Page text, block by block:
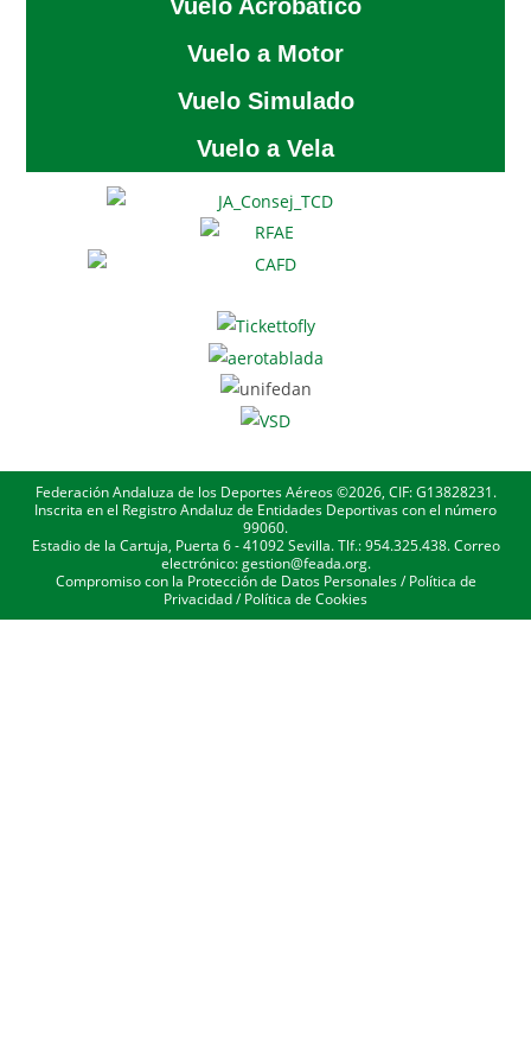
Vuelo Acrobático
Vuelo a Motor
Vuelo Simulado
Vuelo a Vela
Federación Andaluza de los Deportes Aéreos ©2026, CIF: G13828231.
Inscrita en el Registro Andaluz de Entidades Deportivas con el número
99060.
Estadio de la Cartuja, Puerta 6 - 41092 Sevilla. Tlf.: 954.325.438. Correo
electrónico: gestion@feada.org.
Compromiso con la Protección de Datos Personales/Política de
Privacidad/Política de Cookies